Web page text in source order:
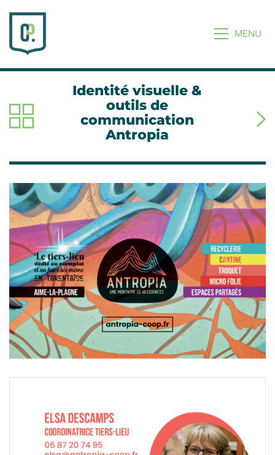
MENU
Identité visuelle &
outils de
communication
Antropia